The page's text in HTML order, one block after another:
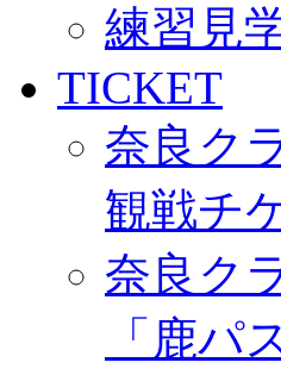
練習見
TICKET
奈良ク
観戦チ
奈良ク
「鹿パ